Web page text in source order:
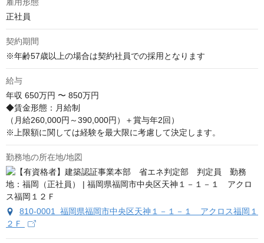
正社員
契約期間
※年齢57歳以上の場合は契約社員での採用となります
給与
年収 650万円 〜 850万円
◆賃金形態：月給制
（月給260,000円～390,000円）＋賞与年2回）
※上限額に関しては経験を最大限に考慮して決定します。
勤務地の所在地/地図
810-0001 福岡県福岡市中央区天神１－１－１ アクロス福岡１
２Ｆ